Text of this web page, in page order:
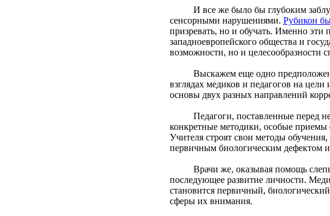
И все же было бы глубоким
сенсорными нарушениями. Рубикон
призревать, но и обучать. Именно
западноевропейского общества и
возможности, но и целесообразности
Выскажем еще одно
взглядах медиков и педагогов на
основы двух разных направлений
Педагоги, поставленные перед
конкретные методики, особые приемы
Учителя строят свои методы
первичным биологическим дефектом и
Врачи же, оказывая помощь слепым
последующее развитие личности.
становится первичный,
сферы их внимания.